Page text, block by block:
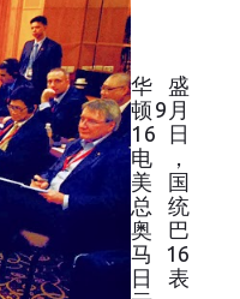
华盛
顿9月
16日
电，
美国
总统
奥巴
马16
日表